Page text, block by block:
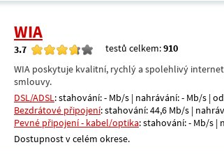
WIA
3.7 testů celkem:910
WIA poskytuje kvalitní, rychlý a spolehlivý
smlouvy.
DSL/ADSL: stahování: - Mb/s | nahrávání: - Mb/s |
Bezdrátové připojení: stahování: 44,6 Mb/s |
Pevné připojení - kabel/optika: stahování: - Mb/s |
Dostupnost v celém okrese.